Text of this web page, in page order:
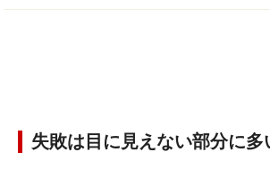
失敗は目に見えない部分に多